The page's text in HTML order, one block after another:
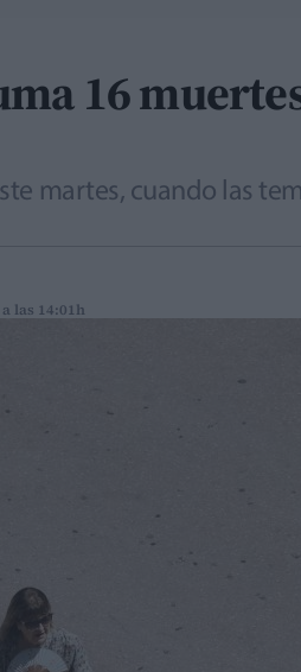
16
martes, cuando las
las 14:01h